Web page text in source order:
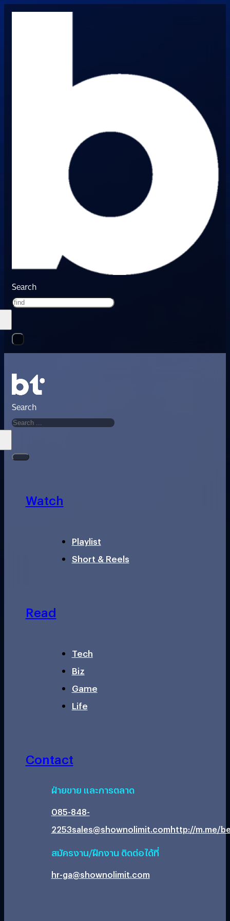
Search
Search
Watch
Playlist
Short & Reels
Read
Tech
Biz
Game
Life
Contact
ฝ่ายขาย และการตลาด
085-848-
2253sales@shownolimit.comhttp://m.me/
สมัครงาน/ฝึกงาน ติดต่อได้ที่
hr-ga@shownolimit.com